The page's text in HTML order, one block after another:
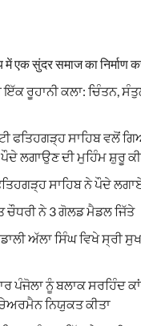
एक सुंदर समाज का निर्माण
ਇੱਕ ਰੂਹਾਨੀ ਕਲਾ: ਚਿੰਤਨ,
ਫਤਿਹਗੜ੍ਹ ਸਾਹਿਬ ਵਲੋਂ
ਪੌਦੇ ਲਗਾਉਣ ਦੀ ਮੁਹਿੰਮ ਸ਼ੁਰੂ
ਸਾਹਿਬ ਨੇ ਪੌਦੇ
ਨੇ 3 ਗੋਲਡ ਮੈਡਲ ਜਿੱਤੇ
ਅੱਲਾ ਸਿੰਘ ਵਿਖੇ ਸ੍ਰੀ
ਪੰਜੋਲਾ ਨੂੰ ਬਲਾਕ ਸਰਹਿੰਦ
ਨਿਯੁਕਤ ਕੀਤਾ